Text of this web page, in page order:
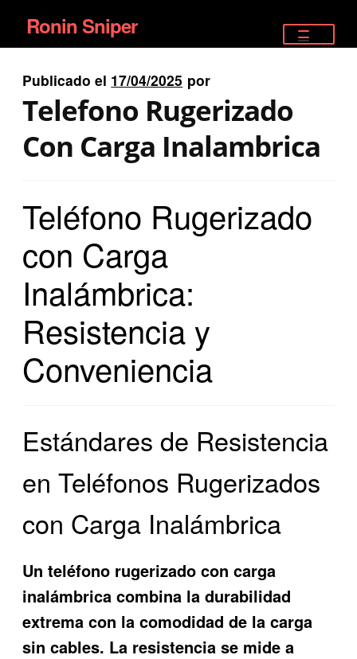
Ir
a
la
navegación
Ir
al
contenido
Ronin Sniper
EQUIPAMIENTO ÉLITE
SATELITALES
Publicado el 17/04/2025 por
Telefono Rugerizado
Con Carga Inalambrica
Teléfono Rugerizado
con Carga
Inalámbrica:
Resistencia y
Conveniencia
Estándares de Resistencia
en Teléfonos Rugerizados
con Carga Inalámbrica
Unteléfono rugerizado con carga
inalámbrica combina la durabilidad
extrema con la comodidad de la carga
sin cables. La resistencia se mide a